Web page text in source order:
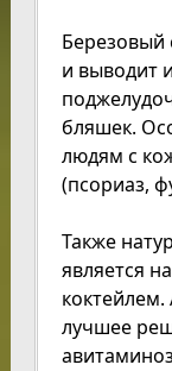
Березовый
и выводит
бляшек.
людям с
(псориаз,
Также
является
лучшее